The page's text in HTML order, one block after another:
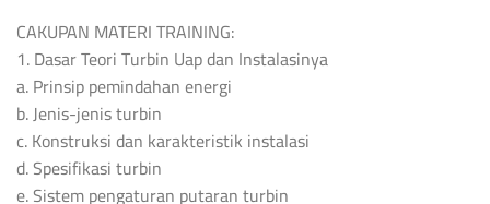
CAKUPAN MATERI TRAINING:
1. Dasar Teori Turbin Uap dan Instalasinya
a. Prinsip pemindahan energi
b. Jenis-jenis turbin
c. Konstruksi dan karakteristik instalasi
d. Spesifikasi turbin
e. Sistem pengaturan putaran turbin